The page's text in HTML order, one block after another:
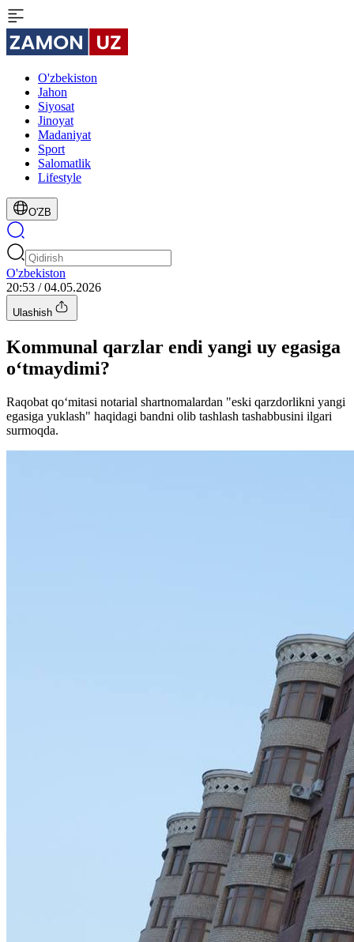
O'zbekiston
Jahon
Siyosat
Jinoyat
Madaniyat
Sport
Salomatlik
Lifestyle
O'ZB
O'zbekiston
20:53 / 04.05.2026
Ulashish
Kommunal qarzlar endi yangi uy egasiga
o‘tmaydimi?
Raqobat qo‘mitasi notarial shartnomalardan "eski qarzdorlikni yangi
egasiga yuklash" haqidagi bandni olib tashlash tashabbusini ilgari
surmoqda.